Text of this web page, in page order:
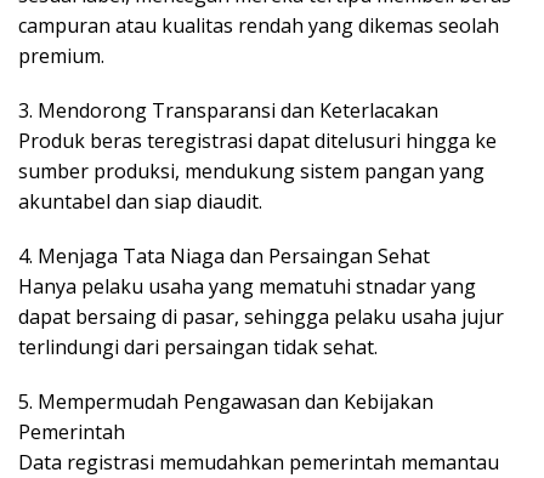
campuran atau kualitas rendah yang dikemas seolah
premium.
3. Mendorong Transparansi dan Keterlacakan
Produk beras teregistrasi dapat ditelusuri hingga ke
sumber produksi, mendukung sistem pangan yang
akuntabel dan siap diaudit.
4. Menjaga Tata Niaga dan Persaingan Sehat
Hanya pelaku usaha yang mematuhi stnadar yang
dapat bersaing di pasar, sehingga pelaku usaha jujur
terlindungi dari persaingan tidak sehat.
5. Mempermudah Pengawasan dan Kebijakan
Pemerintah
Data registrasi memudahkan pemerintah memantau